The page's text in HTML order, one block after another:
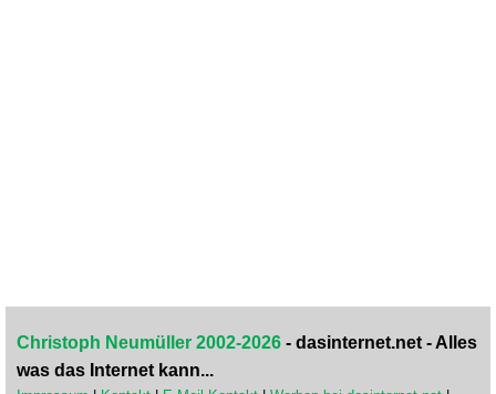
Christoph Neumüller 2002-2026 - dasinternet.net - Alles
was das Internet kann...